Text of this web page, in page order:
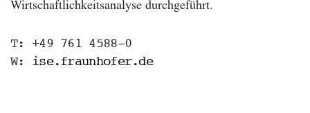
Wirtschaftlichkeitsanalyse durchgeführt.
T: +49 761 4588-0
W: ise.fraunhofer.de